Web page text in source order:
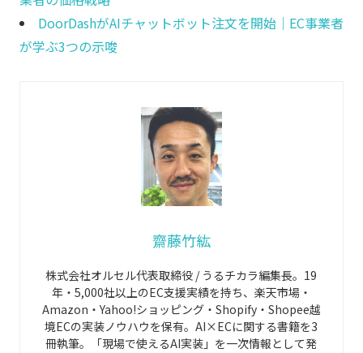
DoorDashがAIチャットボット注文を開始｜EC事業者
が学ぶ3つの示唆
齋藤竹紘
株式会社オルセル代表取締役 / うるチカラ編集長。19
年・5,000社以上のEC支援実績を持ち、楽天市場・
Amazon・Yahoo!ショッピング・Shopify・Shopee越
境ECの実装ノウハウを保有。AI×ECに関する書籍を3
冊執筆。「現場で使えるAI実装」を一次情報として発